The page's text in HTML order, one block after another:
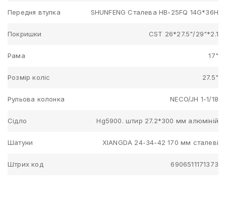
Передня втулка SHUNFENG Сталева HB-25FQ 14G*36H
Покришки CST 26*27.5"/29"*2.1
Рама 17"
Розмір коліс 27.5"
Рульова колонка NECO/JH 1-1/18
Сідло Hg5900. штир 27.2*300 мм алюміній
Шатуни XIANGDA 24-34-42 170 мм сталеві
Штрих код 6906511171373